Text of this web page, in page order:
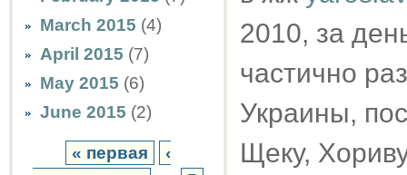
March 2015 (4)
April 2015 (7)
May 2015 (6)
June 2015 (2)
« первая
‹
2010, за
частично
Украины,
Щеку,